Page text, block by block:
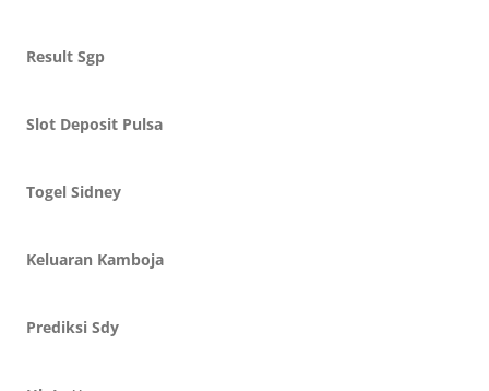
Result Sgp
Slot Deposit Pulsa
Togel Sidney
Keluaran Kamboja
Prediksi Sdy